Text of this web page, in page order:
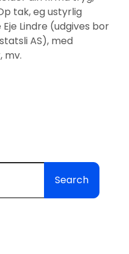
tak, eg ustyrlig
Lindre (udgives bor
AS), med
mv.
Search